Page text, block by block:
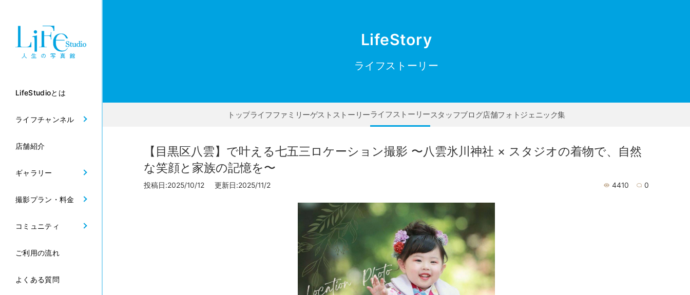
LifeStudioとは
ライフチャンネル
店舗紹介
ギャラリー
撮影プラン・料金
コミュニティ
ご利用の流れ
よくある質問
LifeStory
ライフストーリー
トップライフファミリーゲストストーリーライフストーリースタッフブログ店舗フォトジェニック集
【目黒区八雲】で叶える七五三ロケーション撮影 〜八雲氷川神社 × スタジオの着物で、自然
な笑顔と家族の記憶を〜
投稿日:2025/10/12 更新日:2025/11/2 4410 0